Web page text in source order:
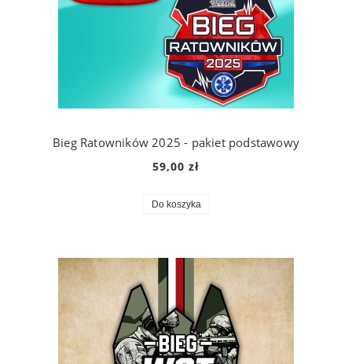
Bieg Ratowników 2025 - pakiet podstawowy
59,00 zł
Do koszyka